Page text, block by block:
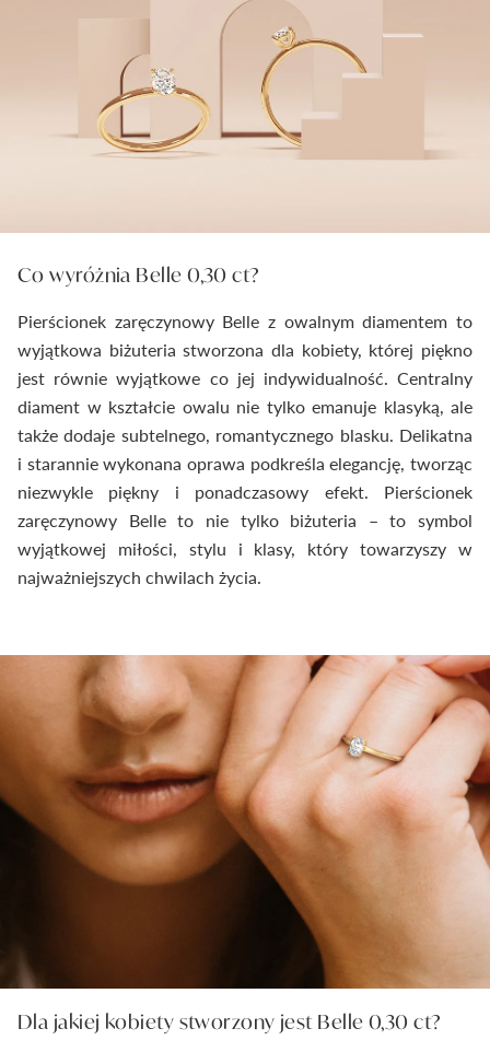
Co wyróżnia Belle 0,30 ct?
Pierścionek zaręczynowy Belle z owalnym diamentem to
wyjątkowa biżuteria stworzona dla kobiety, której piękno
jest równie wyjątkowe co jej indywidualność. Centralny
diament w kształcie owalu nie tylko emanuje klasyką, ale
także dodaje subtelnego, romantycznego blasku. Delikatna
i starannie wykonana oprawa podkreśla elegancję, tworząc
niezwykle piękny i ponadczasowy efekt. Pierścionek
zaręczynowy Belle to nie tylko biżuteria – to symbol
wyjątkowej miłości, stylu i klasy, który towarzyszy w
najważniejszych chwilach życia.
Dla jakiej kobiety stworzony jest Belle 0,30 ct?